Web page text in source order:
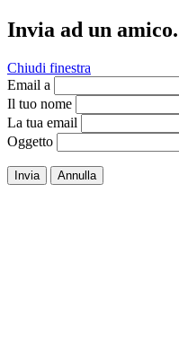
Invia ad un amico.
Chiudi finestra
Email a
Il tuo nome
La tua email
Oggetto
Invia Annulla